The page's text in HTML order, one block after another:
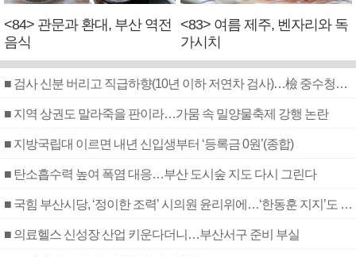
<84> 관문과 환대, 부산 역전
음식
<83> 여름 제주, 벤자리와 독
가시치
■ 검사 신분 버리고 직급하향(10년 이하 저연차 검사)…檢 중수청행 기피
■ 지역 상권도 말라죽을 판이라…가뭄 속 밀양물축제 강행 논란
■ 지방국립대 이르면 내년 신입생부터 ‘등록금 0원’(종합)
■ 탄소흡수력 높여 폭염 대응…부산 도시숲 지도 다시 그린다
■ 국힘 부산시당, ‘정이한 조력’ 시의원 윤리위에…‘한동훈 지지’도 신고접수
■ 의료헬스 신성장 산업 키운다더니…부산서구 준비 부실